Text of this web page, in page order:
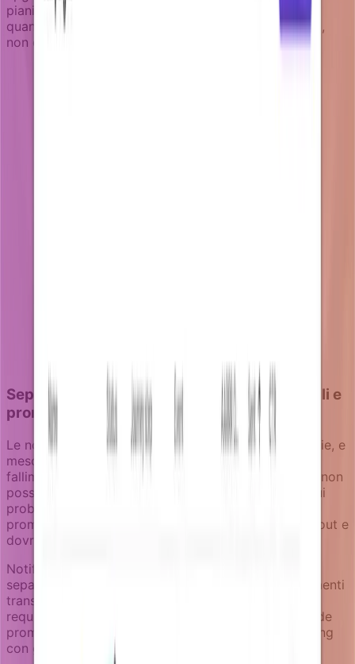
pianificazioni arbitrarie. Invia annunci di funzionalità
quando gli utenti beneficerebbero di nuove capacità,
non quando il marketing vuole annunciarle.
Separare messaggi di fatturato transazionali e
promozionali
Le notifiche per il fatturato attraversano più categorie, e
mescolarle danneggia la deliverability. Gli avvisi di
fallimento pagamento sono transazionali - gli utenti non
possono opt-out perché hanno bisogno di sapere sui
problemi dell'account. Le campagne di upsell sono
promozionali - richiedono meccanismi chiari di opt-out e
dovrebbero rispettare le preferenze dell'utente.
Notifizz mantiene queste categorie chiaramente
separate a livello di infrastruttura. Il recupero pagamenti
transazionale fluisce attraverso stream dedicati con
requisiti di alta deliverability. Le campagne di upgrade
promozionali fluiscono attraverso stream di marketing
con gestione appropriata dell'opt-out.